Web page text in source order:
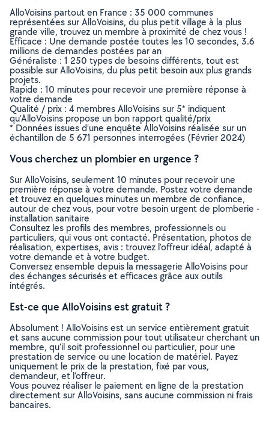
AlloVoisins partout en France : 35 000 communes
représentées sur AlloVoisins, du plus petit village à la plus
grande ville, trouvez un membre à proximité de chez vous !
Efficace : Une demande postée toutes les 10 secondes, 3.6
millions de demandes postées par an
Généraliste : 1 250 types de besoins différents, tout est
possible sur AlloVoisins, du plus petit besoin aux plus grands
projets.
Rapide : 10 minutes pour recevoir une première réponse à
votre demande
Qualité / prix : 4 membres AlloVoisins sur 5* indiquent
qu’AlloVoisins propose un bon rapport qualité/prix
* Données issues d’une enquête AlloVoisins réalisée sur un
échantillon de 5 671 personnes interrogées (Février 2024)
Vous cherchez un plombier en urgence ?
Sur AlloVoisins, seulement 10 minutes pour recevoir une
première réponse à votre demande. Postez votre demande
et trouvez en quelques minutes un membre de confiance,
autour de chez vous, pour votre besoin urgent de plomberie -
installation sanitaire
Consultez les profils des membres, professionnels ou
particuliers, qui vous ont contacté. Présentation, photos de
réalisation, expertises, avis : trouvez l'offreur idéal, adapté à
votre demande et à votre budget.
Conversez ensemble depuis la messagerie AlloVoisins pour
des échanges sécurisés et efficaces grâce aux outils
intégrés.
Est-ce que AlloVoisins est gratuit ?
Absolument ! AlloVoisins est un service entièrement gratuit
et sans aucune commission pour tout utilisateur cherchant un
membre, qu’il soit professionnel ou particulier, pour une
prestation de service ou une location de matériel. Payez
uniquement le prix de la prestation, fixé par vous,
demandeur, et l’offreur.
Vous pouvez réaliser le paiement en ligne de la prestation
directement sur AlloVoisins, sans aucune commission ni frais
bancaires.